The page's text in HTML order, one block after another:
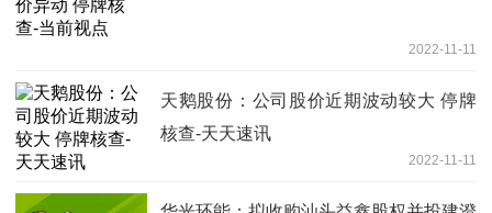
2022-11-11
天鹅股份：公司股价近期波动较大 停牌
核查-天天速讯
2022-11-11